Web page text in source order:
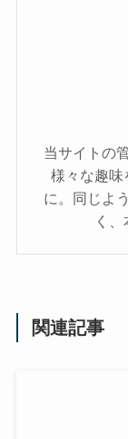
当サイトの
様々な趣味
に。同じよ
く
関連記事